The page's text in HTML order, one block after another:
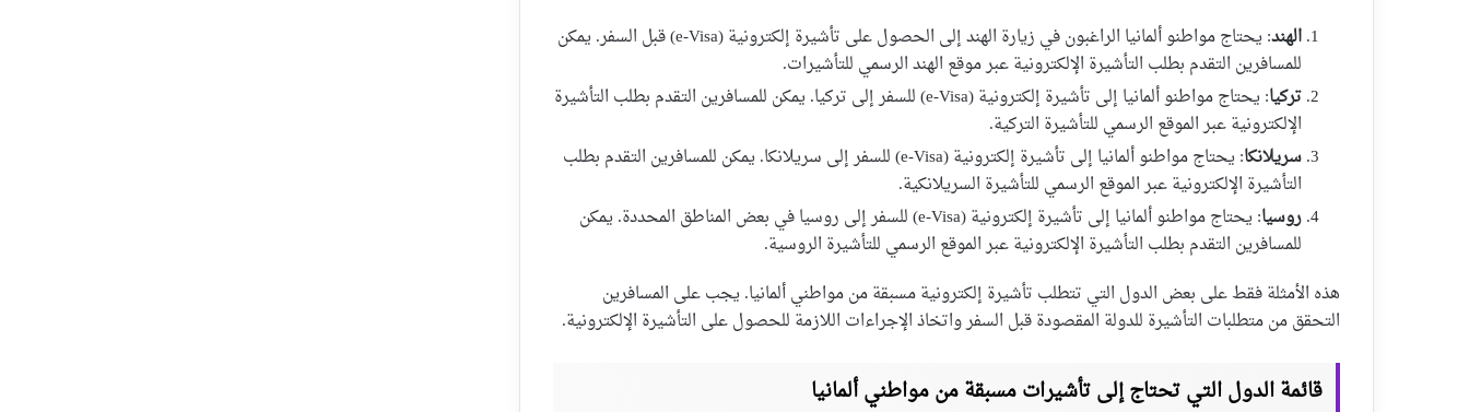
الهند
: يحتاج مواطنو ألمانيا الراغبون في زيارة الهند إلى الحصول على تأشيرة إلكترونية (e-Visa) قبل السفر. يمكن
للمسافرين التقدم بطلب التأشيرة الإلكترونية عبر موقع الهند الرسمي للتأشيرات.
تركيا
: يحتاج مواطنو ألمانيا إلى تأشيرة إلكترونية (e-Visa) للسفر إلى تركيا. يمكن للمسافرين التقدم بطلب التأشيرة
الإلكترونية عبر الموقع الرسمي للتأشيرة التركية.
سريلانكا
: يحتاج مواطنو ألمانيا إلى تأشيرة إلكترونية (e-Visa) للسفر إلى سريلانكا. يمكن للمسافرين التقدم بطلب
التأشيرة الإلكترونية عبر الموقع الرسمي للتأشيرة السريلانكية.
روسيا
: يحتاج مواطنو ألمانيا إلى تأشيرة إلكترونية (e-Visa) للسفر إلى روسيا في بعض المناطق المحددة. يمكن
للمسافرين التقدم بطلب التأشيرة الإلكترونية عبر الموقع الرسمي للتأشيرة الروسية.
هذه الأمثلة فقط على بعض الدول التي تتطلب تأشيرة إلكترونية مسبقة من مواطني ألمانيا. يجب على المسافرين
التحقق من متطلبات التأشيرة للدولة المقصودة قبل السفر واتخاذ الإجراءات اللازمة للحصول على التأشيرة الإلكترونية.
قائمة الدول التي تحتاج إلى تأشيرات مسبقة من مواطني ألمانيا